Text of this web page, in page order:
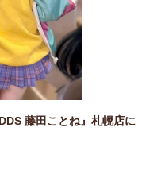
藤田ことね』札幌店に